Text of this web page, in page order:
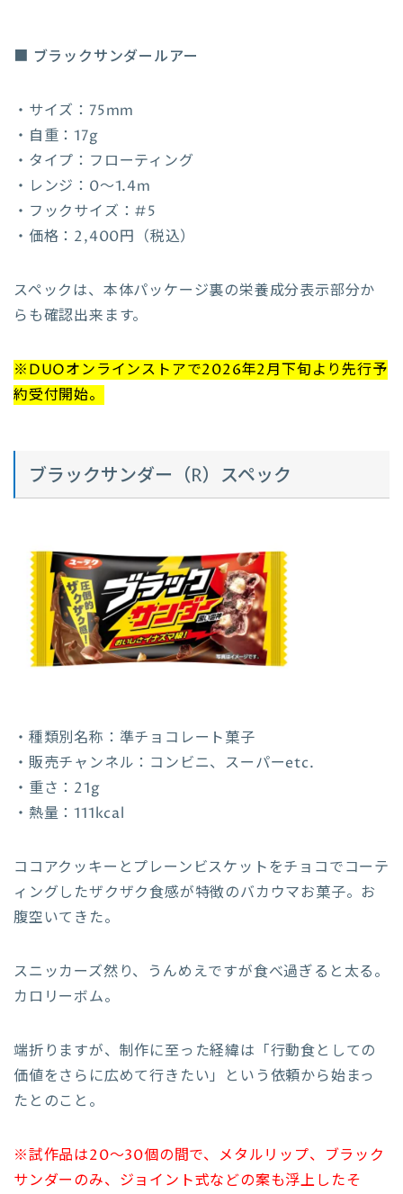
■ ブラックサンダールアー
・サイズ：75mm
・自重：17g
・タイプ：フローティング
・レンジ：0〜1.4m
・フックサイズ：#5
・価格：2,400円（税込）
スペックは、本体パッケージ裏の栄養成分表示部分か
らも確認出来ます。
※DUOオンラインストアで2026年2月下旬より先行予
約受付開始。
ブラックサンダー（R）スペック
・種類別名称：準チョコレート菓子
・販売チャンネル：コンビニ、スーパーetc.
・重さ：21g
・熱量：111kcal
ココアクッキーとプレーンビスケットをチョコでコーテ
ィングしたザクザク食感が特徴のバカウマお菓子。お
腹空いてきた。
スニッカーズ然り、うんめえですが食べ過ぎると太る。
カロリーボム。
端折りますが、制作に至った経緯は「行動食としての
価値をさらに広めて行きたい」という依頼から始まっ
たとのこと。
※試作品は20〜30個の間で、メタルリップ、ブラック
サンダーのみ、ジョイント式などの案も浮上したそ